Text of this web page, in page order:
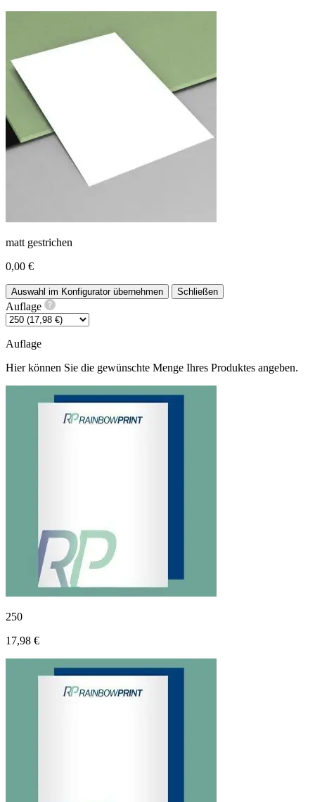
matt gestrichen
0,00 €
Auswahl im Konfigurator übernehmen Schließen
Auflage
Auflage
Hier können Sie die gewünschte Menge Ihres Produktes angeben.
250
17,98 €